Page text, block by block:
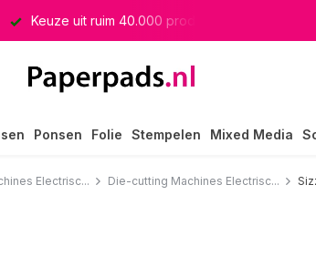
Keuze uit ruim 40.000 producten
Ponsen Folie Stempelen Mixed Media
Electrisc... Die-cutting Machines Electrisc...